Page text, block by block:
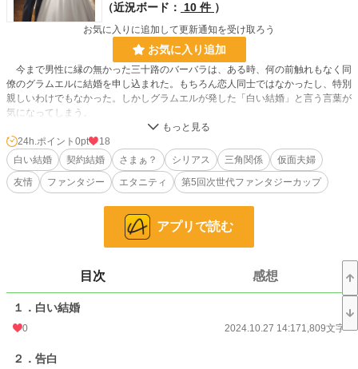
（近況ボード：
10 件 ）
お気に入りに追加して更新通知を受け取ろう
お気に入り追加
今まで男性に縁の無かった三十路のバーバラは、ある時、何の前触れもなく同
僚のグラムエルに結婚を申し込まれた。もちろん恋人同士ではなかったし、特別
親しいわけでもなかった。しかしグラムエルが発した「白い結婚」と言う言葉が
気になってしまう。
「結婚なんて所詮は契約、だったらひとりより二人のほうがたのしいだろう？」
そんな口車に乗ってしまい寿退社をして結婚をしたのだが、どうもなにかがお
かしかった。確かに家で好きにしていていいと言うのは本当だった。しかしそれ
一体グラムエルは何を望んでいるのか、お互いに何かメリットがあるのだろう
かと考え込んでしまうバーバラ。誰にも言えない結婚生活の秘密を抱えながら、
とには恐怖や抵抗があるのだった。
そんな時、元同僚のカトリーヌと偶然出会った。退職までずっと仲良くしてい
た彼女に思い切って現在の結婚生活を打ち明けてしまったのだ。しかしこれは大
失敗だった。
このことを知ったグラムエルに、他人へ夫婦のことを打ち明けるのは恥ずべき
24h.ポイント 0pt
18
白い結婚
契約結婚 さまぁ？ シリアス 三角関係
仮面夫婦
友情
ファンタジー エタニティ 第5回次世代ファンタジーカップ
アプリで読む
目次 感想
１．白い結婚
0 2024.10.27 14:171,809文字
２．告白